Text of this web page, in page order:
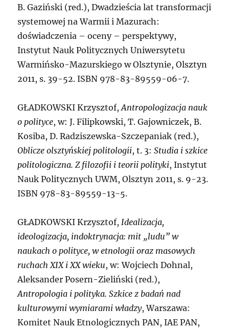
B. Gaziński (red.), Dwadzieścia lat transformacji
systemowej na Warmii i Mazurach:
doświadczenia – oceny – perspektywy,
Instytut Nauk Politycznych Uniwersytetu
Warmińsko-Mazurskiego w Olsztynie, Olsztyn
2011, s. 39-52. ISBN 978-83-89559-06-7.
GŁADKOWSKI Krzysztof, Antropologizacja nauk
o polityce, w: J. Filipkowski, T. Gajowniczek, B.
Kosiba, D. Radziszewska-Szczepaniak (red.),
Oblicze olsztyńskiej politologii, t. 3:Studia i szkice
politologiczna. Z filozofii i teorii polityki, Instytut
Nauk Politycznych UWM, Olsztyn 2011, s. 9-23.
ISBN 978-83-89559-13-5.
GŁADKOWSKI Krzysztof, Idealizacja,
ideologizacja, indoktrynacja: mit „ludu” w
naukach o polityce, w etnologii oraz masowych
ruchach XIX i XX wieku, w: Wojciech Dohnal,
Aleksander Posern-Zieliński (red.),
Antropologia i polityka. Szkice z badań nad
kulturowymi wymiarami władzy, Warszawa:
Komitet Nauk Etnologicznych PAN, IAE PAN,